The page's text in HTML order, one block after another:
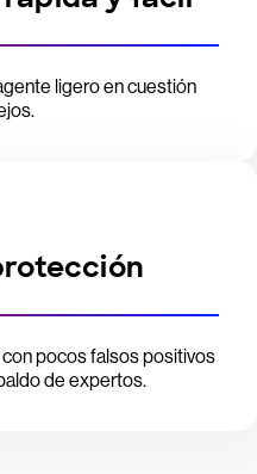
ligero en cuestión
pocos falsos positivos
de expertos.